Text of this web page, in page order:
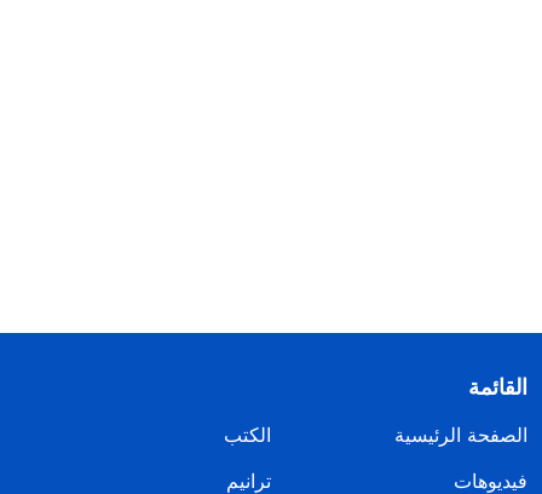
القائمة
الصفحة الرئيسية
الكتب
فيديوهات
ترانيم